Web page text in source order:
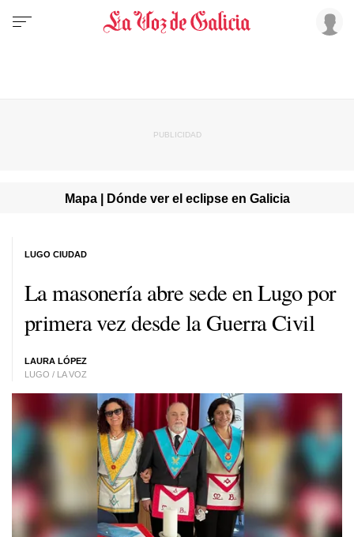
Mapa | Dónde ver el eclipse en Galicia
La masonería abre sede en Lugo por
primera vez desde la Guerra Civil
LAURA LÓPEZ
LUGO / LA VOZ
LUGO CIUDAD